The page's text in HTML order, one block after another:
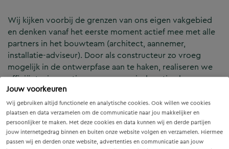
Jouw voorkeuren
Wij gebruiken altijd functionele en analytische cookies. Ook willen we cookies
plaatsen en data verzamelen om de communicatie naar jou makkelijker en
persoonlijker te maken. Met deze cookies en data kunnen wij en derde partijen
jouw internetgedrag binnen en buiten onze website volgen en verzamelen. Hiermee
passen wij en derden onze website, advertenties en communicatie aan jouw
Wij kijken voorbij de grenzen van ons eigen vakgebied
en denken vanaf het eerste moment actief mee met alle
partners in het bouwteam (architect, aannemer,
installatie-adviseur). Door als constructeur zo vroeg
mogelijk in de ontwerpfase aan te haken, realiseren we
efficiënte, innovatieve en economisch optimale
constructies — voor zowel nieuwbouw als renovatie.
Onze Expertises en Activiteiten
B&Z Bouwtechniek verzorgt het volledige constructieve